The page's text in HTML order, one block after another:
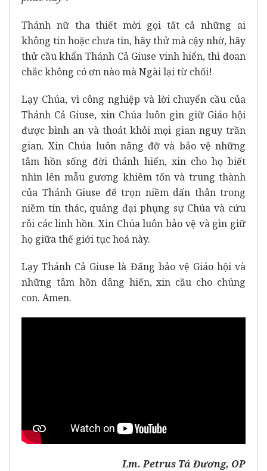
Thánh nữ tha thiết mời gọi tất cả những ai
không tin hoặc chưa tin, hãy thử mà cậy nhờ, hãy
thử cầu khẩn Thánh Cả Giuse vinh hiển, thì đoan
chắc không có ơn nào mà Ngài lại từ chối!
Lạy Chúa, vì công nghiệp và lời chuyển cầu của
Thánh Cả Giuse, xin Chúa luôn gìn giữ Giáo hội
được bình an và thoát khỏi mọi gian nguy trần
gian. Xin Chúa luôn nâng đỡ và bảo vệ những
tâm hồn sống đời thánh hiến, xin cho họ biết
nhìn lên mẫu gương khiêm tốn và trung thành
của Thánh Giuse để trọn niềm dấn thân trong
niềm tín thác, quảng đại phụng sự Chúa và cứu
rỗi các linh hồn. Xin Chúa luôn bảo vệ và gìn giữ
họ giữa thế giới tục hoá này.
Lạy Thánh Cả Giuse là Đấng bảo vệ Giáo hội và
những tâm hồn dâng hiến, xin cầu cho chúng
con. Amen.
Lm. Petrus Tá Đương, OP